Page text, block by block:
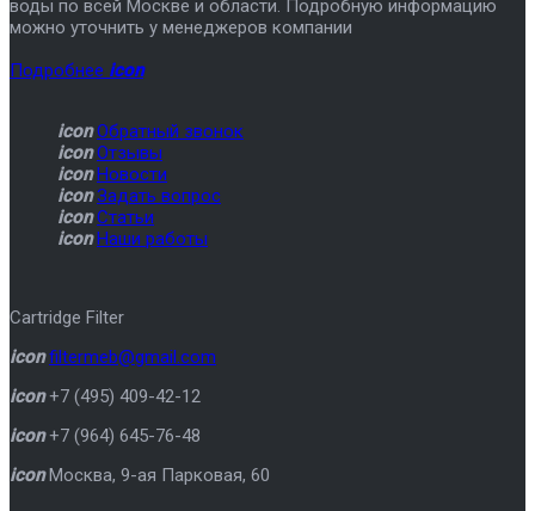
воды по всей Москве и области. Подробную информацию
можно уточнить у менеджеров компании
Подробнее icon
icon Обратный звонок
icon Отзывы
icon Новости
icon Задать вопрос
icon Статьи
icon Наши работы
Cartridge Filter
icon filtermeb@gmail.com
icon +7 (495) 409-42-12
icon +7 (964) 645-76-48
icon Москва, 9-ая Парковая, 60